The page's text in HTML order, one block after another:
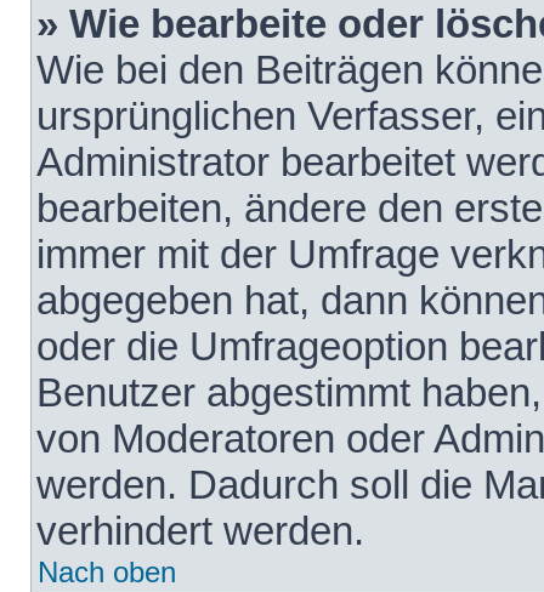
» Wie bearbeite oder
Wie bei den Beiträgen
ursprünglichen Verfasser,
Administrator bearbeitet
bearbeiten, ändere den
immer mit der Umfrage
abgegeben hat, dann
oder die Umfrageoption
Benutzer abgestimmt
von Moderatoren oder
werden. Dadurch soll die
verhindert werden.
Nach oben